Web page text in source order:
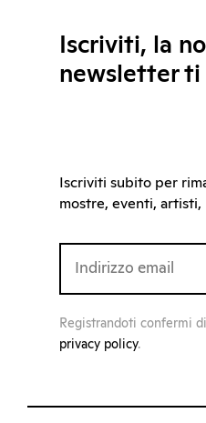
Iscriviti, la
newsletter ti
Iscriviti subito per
mostre, eventi, artisti,
Registrandoti confermi
privacy policy.